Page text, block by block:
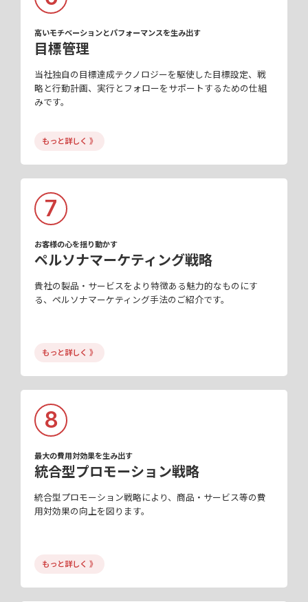
高いモチベーションとパフォーマンスを生み出す
目標管理
当社独自の目標達成テクノロジーを駆使した目標設定、戦
略と行動計画、実行とフォローをサポートするための仕組
みです。
もっと詳しく 》
7
お客様の心を揺り動かす
ペルソナマーケティング戦略
貴社の製品・サービスをより特徴ある魅力的なものにす
る、ペルソナマーケティング手法のご紹介です。
もっと詳しく 》
8
最大の費用対効果を生み出す
統合型プロモーション戦略
統合型プロモーション戦略により、商品・サービス等の費
用対効果の向上を図ります。
もっと詳しく 》